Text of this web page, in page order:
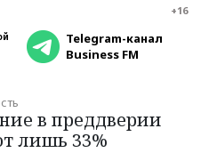
+16
Telegram-канал
Business FM
в преддверии
лишь 33%